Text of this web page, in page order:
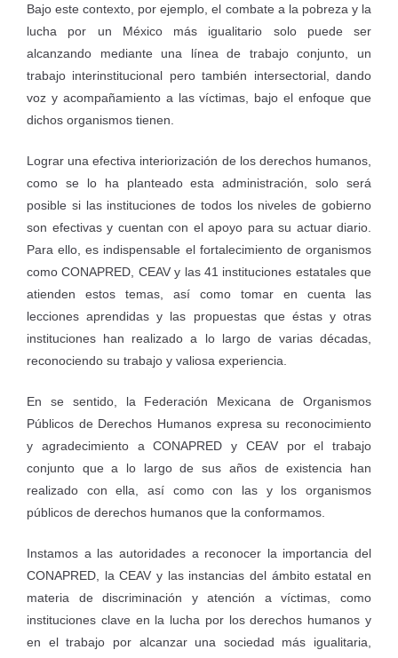
Bajo este contexto, por ejemplo, el combate a la pobreza y la
lucha por un México más igualitario solo puede ser
alcanzando mediante una línea de trabajo conjunto, un
trabajo interinstitucional pero también intersectorial, dando
voz y acompañamiento a las víctimas, bajo el enfoque que
dichos organismos tienen.
Lograr una efectiva interiorización de los derechos humanos,
como se lo ha planteado esta administración, solo será
posible si las instituciones de todos los niveles de gobierno
son efectivas y cuentan con el apoyo para su actuar diario.
Para ello, es indispensable el fortalecimiento de organismos
como CONAPRED, CEAV y las 41 instituciones estatales que
atienden estos temas, así como tomar en cuenta las
lecciones aprendidas y las propuestas que éstas y otras
instituciones han realizado a lo largo de varias décadas,
reconociendo su trabajo y valiosa experiencia.
En se sentido, la Federación Mexicana de Organismos
Públicos de Derechos Humanos expresa su reconocimiento
y agradecimiento a CONAPRED y CEAV por el trabajo
conjunto que a lo largo de sus años de existencia han
realizado con ella, así como con las y los organismos
públicos de derechos humanos que la conformamos.
Instamos a las autoridades a reconocer la importancia del
CONAPRED, la CEAV y las instancias del ámbito estatal en
materia de discriminación y atención a víctimas, como
instituciones clave en la lucha por los derechos humanos y
en el trabajo por alcanzar una sociedad más igualitaria,